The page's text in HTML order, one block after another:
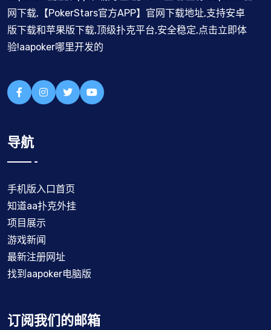
网下载,【PokerStars官方APP】官网下载地址,支持安卓
版下载和苹果版下载,顶级扑克平台,安全稳定,点击立即体
验!aapoker哪里开发的
导航
手机版入口首页
知道aa扑克外挂
项目展示
游戏新闻
最新注册网址
找到aapoker电脑版
订阅我们的邮箱